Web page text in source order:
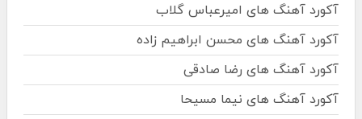
آکورد آهنگ های امیرعباس گلاب
آکورد آهنگ های محسن ابراهیم زاده
آکورد آهنگ های رضا صادقی
آکورد آهنگ های نیما مسیحا